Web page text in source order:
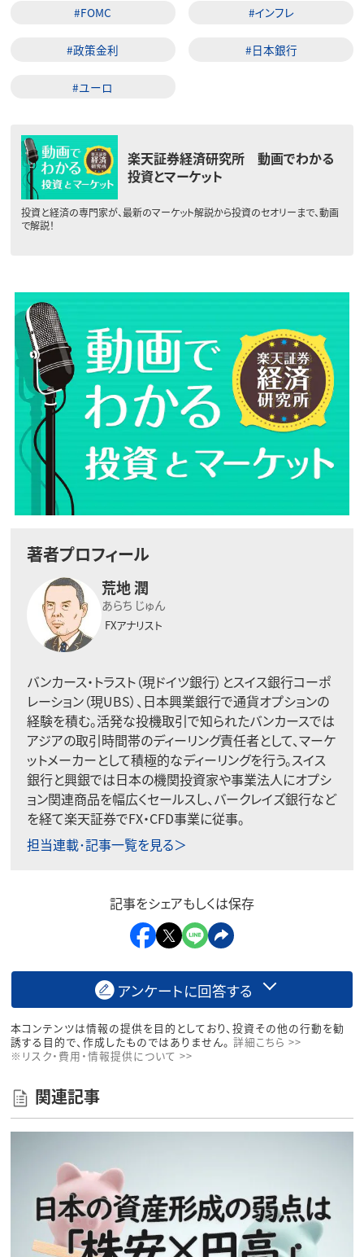
#FOMC #インフレ
#政策金利 #日本銀行
#ユーロ
楽天証券経済研究所 動画でわかる
投資とマーケット
投資と経済の専門家が、最新のマーケット解説から投資のセオリーまで、動画
で解説！
著者プロフィール
荒地 潤
あらち じゅん
FXアナリスト
バンカース・トラスト（現ドイツ銀行）とスイス銀行コーポ
レーション（現UBS）、日本興業銀行で通貨オプションの
経験を積む。活発な投機取引で知られたバンカースでは
アジアの取引時間帯のディーリング責任者として、マーケ
ットメーカーとして積極的なディーリングを行う。スイス
銀行と興銀では日本の機関投資家や事業法人にオプシ
ョン関連商品を幅広くセールスし、バークレイズ銀行など
を経て楽天証券でFX・CFD事業に従事。
担当連載･記事一覧を見る＞
記事をシェアもしくは保存
アンケートに回答する
本コンテンツは情報の提供を目的としており、投資その他の行動を勧
誘する目的で、作成したものではありません。 詳細こちら >>
※リスク・費用・情報提供について >>
関連記事